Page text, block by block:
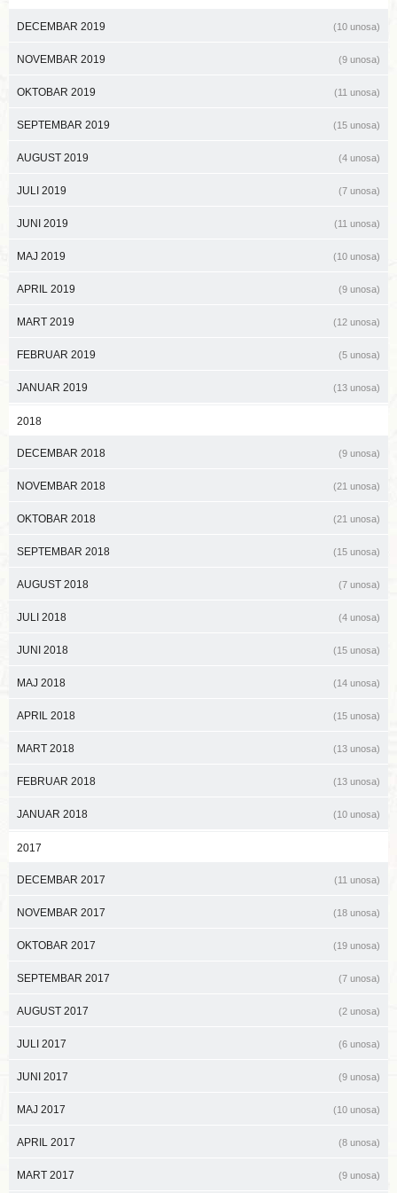
DECEMBAR 2019 (10 unosa)
NOVEMBAR 2019 (9 unosa)
OKTOBAR 2019 (11 unosa)
SEPTEMBAR 2019 (15 unosa)
AUGUST 2019 (4 unosa)
JULI 2019 (7 unosa)
JUNI 2019 (11 unosa)
MAJ 2019 (10 unosa)
APRIL 2019 (9 unosa)
MART 2019 (12 unosa)
FEBRUAR 2019 (5 unosa)
JANUAR 2019 (13 unosa)
2018
DECEMBAR 2018 (9 unosa)
NOVEMBAR 2018 (21 unosa)
OKTOBAR 2018 (21 unosa)
SEPTEMBAR 2018 (15 unosa)
AUGUST 2018 (7 unosa)
JULI 2018 (4 unosa)
JUNI 2018 (15 unosa)
MAJ 2018 (14 unosa)
APRIL 2018 (15 unosa)
MART 2018 (13 unosa)
FEBRUAR 2018 (13 unosa)
JANUAR 2018 (10 unosa)
2017
DECEMBAR 2017 (11 unosa)
NOVEMBAR 2017 (18 unosa)
OKTOBAR 2017 (19 unosa)
SEPTEMBAR 2017 (7 unosa)
AUGUST 2017 (2 unosa)
JULI 2017 (6 unosa)
JUNI 2017 (9 unosa)
MAJ 2017 (10 unosa)
APRIL 2017 (8 unosa)
MART 2017 (9 unosa)